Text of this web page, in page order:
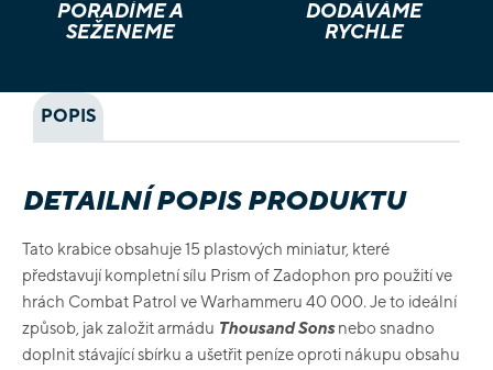
PORADÍME A
SEŽENEME
DODÁVÁME
RYCHLE
POPIS
DETAILNÍ POPIS PRODUKTU
Tato krabice obsahuje 15 plastových miniatur, které
představují kompletní sílu Prism of Zadophon pro použití ve
hrách Combat Patrol ve Warhammeru 40 000. Je to ideální
způsob, jak založit armádu Thousand Sonsnebo snadno
doplnit stávající sbírku a ušetřit peníze oproti nákupu obsahu